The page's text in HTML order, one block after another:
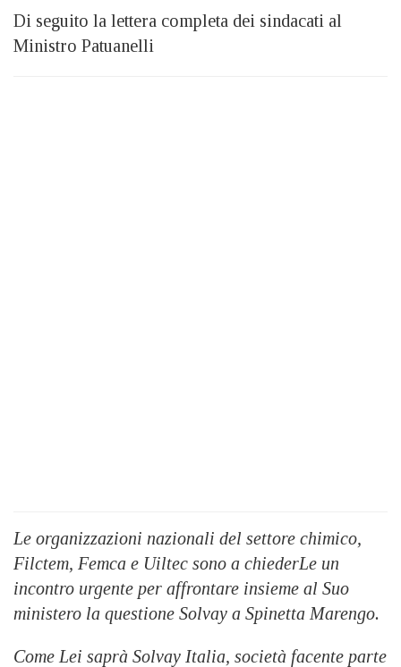
Di seguito la lettera completa dei sindacati al
Ministro Patuanelli
Le organizzazioni nazionali del settore chimico,
Filctem, Femca e Uiltec sono a chiederLe un
incontro urgente per affrontare insieme al Suo
ministero la questione Solvay a Spinetta Marengo.
Come Lei saprà Solvay Italia, società facente parte